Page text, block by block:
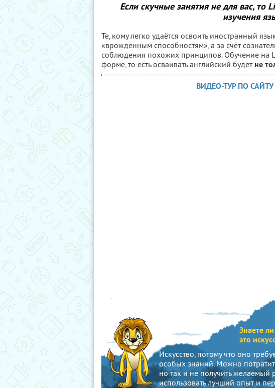
Если скучные занятия не для вас, то
изучения
Те, кому легко удаётся освоить иностранный
«врождённым способностям», а за счёт
соблюдения похожих принципов. Обучение на
форме, то есть осваивать английский будет не
ВИДЕО-ТУР ПО САЙТУ
Знаете
это
Искусство, потому что оно
особых знаний. Можно
но так и не получить желаемый
использовать лучший опыт и